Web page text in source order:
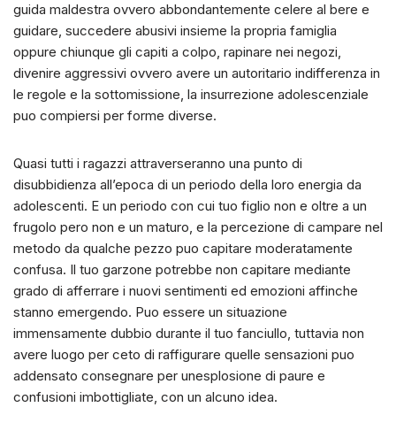
guida maldestra ovvero abbondantemente celere al bere e
guidare, succedere abusivi insieme la propria famiglia
oppure chiunque gli capiti a colpo, rapinare nei negozi,
divenire aggressivi ovvero avere un autoritario indifferenza in
le regole e la sottomissione, la insurrezione adolescenziale
puo compiersi per forme diverse.
Quasi tutti i ragazzi attraverseranno una punto di
disubbidienza all’epoca di un periodo della loro energia da
adolescenti. E un periodo con cui tuo figlio non e oltre a un
frugolo pero non e un maturo, e la percezione di campare nel
metodo da qualche pezzo puo capitare moderatamente
confusa. Il tuo garzone potrebbe non capitare mediante
grado di afferrare i nuovi sentimenti ed emozioni affinche
stanno emergendo. Puo essere un situazione
immensamente dubbio durante il tuo fanciullo, tuttavia non
avere luogo per ceto di raffigurare quelle sensazioni puo
addensato consegnare per unesplosione di paure e
confusioni imbottigliate, con un alcuno idea.